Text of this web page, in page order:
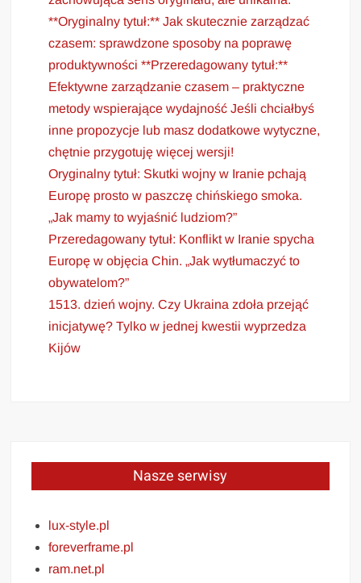
**Oryginalny tytuł:** Jak skutecznie zarządzać
czasem: sprawdzone sposoby na poprawę
produktywności **Przeredagowany tytuł:**
Efektywne zarządzanie czasem – praktyczne
metody wspierające wydajność Jeśli chciałbyś
inne propozycje lub masz dodatkowe wytyczne,
chętnie przygotuję więcej wersji!
Oryginalny tytuł: Skutki wojny w Iranie pchają
Europę prosto w paszczę chińskiego smoka.
„Jak mamy to wyjaśnić ludziom?”
Przeredagowany tytuł: Konflikt w Iranie spycha
Europę w objęcia Chin. „Jak wytłumaczyć to
obywatelom?”
1513. dzień wojny. Czy Ukraina zdoła przejąć
inicjatywę? Tylko w jednej kwestii wyprzedza
Kijów
Nasze serwisy
lux-style.pl
foreverframe.pl
ram.net.pl